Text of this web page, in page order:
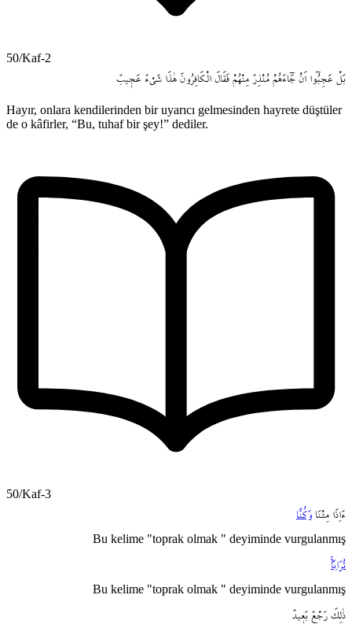
50/Kaf-2
بَلْ عَجِبُٓوا اَنْ جَٓاءَهُمْ مُنْذِرٌ مِنْهُمْ فَقَالَ الْـكَافِرُونَ هٰذَا شَيْءٌ عَج۪يبٌ
Hayır, onlara kendilerinden bir uyarıcı gelmesinden hayrete düştüler
de o kâfirler, “Bu, tuhaf bir şey!” dediler.
50/Kaf-3
ءَاِذَا مِتْنَا وَكُنَّا
Bu kelime "toprak olmak " deyiminde vurgulanmış
تُرَاباًۚ
Bu kelime "toprak olmak " deyiminde vurgulanmış
ذٰلِكَ رَجْعٌ بَع۪يدٌ